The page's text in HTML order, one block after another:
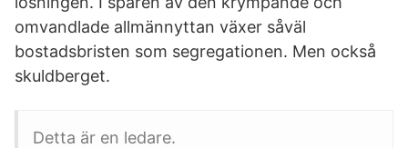
omvandlade allmännyttan växer såväl
bostadsbristen som segregationen. Men också
skuldberget.
Detta är en ledare.